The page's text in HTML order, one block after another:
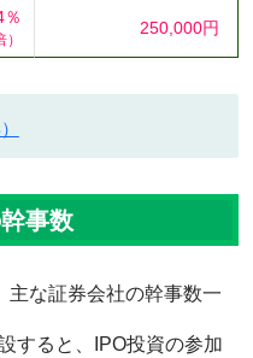
250,000円
事数
主な証券会社の幹事数一
すると、IPO投資の参加